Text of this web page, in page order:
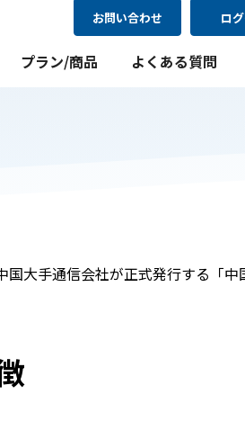
お問い合わせ ロ
WiFiレンタル
料金シミュレ
プラン/商品 よくある質問
大手通信会社が正式発行する「中